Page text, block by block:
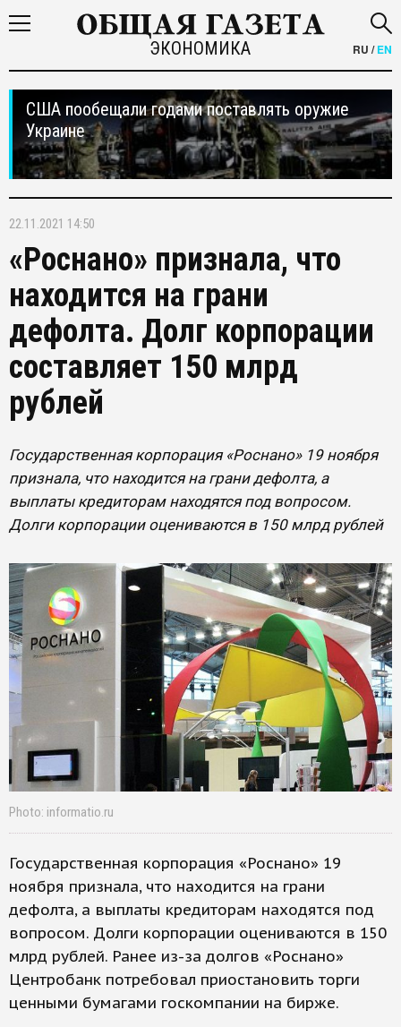
ЭКОНОМИКА RU /EN
США пообещали годами поставлять оружие
Украине
22.11.2021 14:50
«Роснано» признала, что
находится на грани
дефолта. Долг корпорации
составляет 150 млрд
рублей
Государственная корпорация «Роснано» 19 ноября
признала, что находится на грани дефолта, а
выплаты кредиторам находятся под вопросом.
Долги корпорации оцениваются в 150 млрд рублей
Photo: informatio.ru
Государственная корпорация «Роснано» 19
ноября признала, что находится на грани
дефолта, а выплаты кредиторам находятся под
вопросом. Долги корпорации оцениваются в 150
млрд рублей. Ранее из-за долгов «Роснано»
Центробанк потребовал приостановить торги
ценными бумагами госкомпании на бирже.